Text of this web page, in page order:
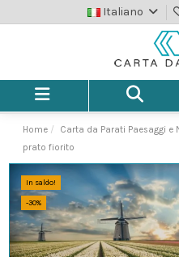
Italiano
Home Carta da Parati Paesaggi e
prato fiorito
In saldo!
-30%